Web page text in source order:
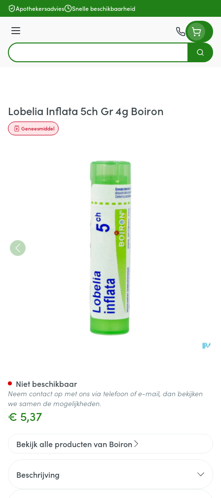
Ga naar de inhoud
Apothekersadvies Snelle beschikbaarheid
Menu
Product, merk, categorie...
Zoek
Lobelia Inflata 5ch Gr 4g Boiron
Geneesmiddel
€ 5,37
Niet beschikbaar
Neem contact op met ons via telefoon of e-mail, dan bekijken
we samen de mogelijkheden.
Bekijk alle producten van Boiron
Beschrijving